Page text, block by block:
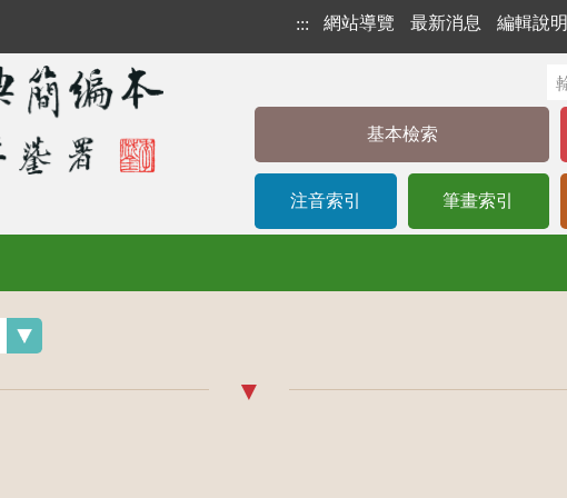
::: 網站導覽 最新消息 編輯說明
基本檢索
注音索引 筆畫索引